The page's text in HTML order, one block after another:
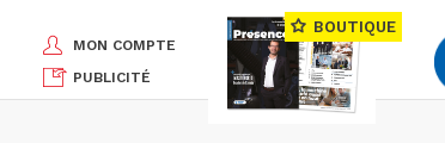
MON COMPTE
PUBLICITÉ
BOUTIQUE